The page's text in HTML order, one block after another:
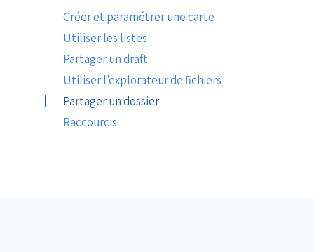
Créer et paramétrer une carte
Utiliser les listes
Partager un draft
Utiliser l'explorateur de fichiers
Partager un dossier
Raccourcis